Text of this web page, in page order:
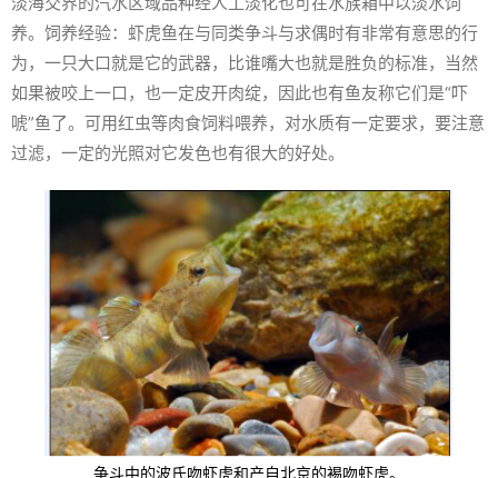
养。饲养经验：虾虎鱼在与同类争斗与求偶时有非常有意思的行
为，一只大口就是它的武器，比谁嘴大也就是胜负的标准，当然
如果被咬上一口，也一定皮开肉绽，因此也有鱼友称它们是“吓
唬”鱼了。可用红虫等肉食饲料喂养，对水质有一定要求，要注意
过滤，一定的光照对它发色也有很大的好处。
争斗中的波氏吻虾虎和产自北京的裼吻虾虎。